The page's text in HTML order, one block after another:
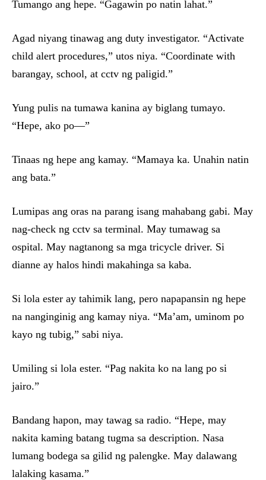
Tumango ang hepe. “Gagawin po natin lahat.”
Agad niyang tinawag ang duty investigator. “Activate
child alert procedures,” utos niya. “Coordinate with
barangay, school, at cctv ng paligid.”
Yung pulis na tumawa kanina ay biglang tumayo.
“Hepe, ako po—”
Tinaas ng hepe ang kamay. “Mamaya ka. Unahin natin
ang bata.”
Lumipas ang oras na parang isang mahabang gabi. May
nag-check ng cctv sa terminal. May tumawag sa
ospital. May nagtanong sa mga tricycle driver. Si
dianne ay halos hindi makahinga sa kaba.
Si lola ester ay tahimik lang, pero napapansin ng hepe
na nanginginig ang kamay niya. “Ma’am, uminom po
kayo ng tubig,” sabi niya.
Umiling si lola ester. “Pag nakita ko na lang po si
jairo.”
Bandang hapon, may tawag sa radio. “Hepe, may
nakita kaming batang tugma sa description. Nasa
lumang bodega sa gilid ng palengke. May dalawang
lalaking kasama.”